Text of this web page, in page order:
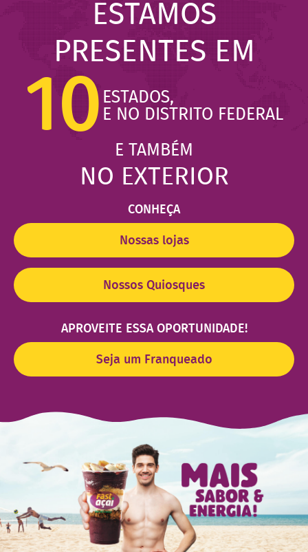
CONHEÇA
Nossas lojas
ESTAMOS
PRESENTES EM
10 ESTADOS,
E NO DISTRITO FEDERAL
E TAMBÉM
NO EXTERIOR
Nossos Quiosques
APROVEITE ESSA OPORTUNIDADE!
Seja um Franqueado